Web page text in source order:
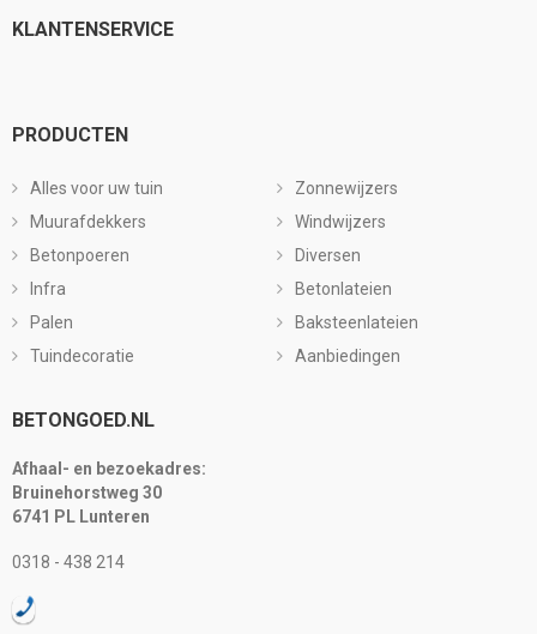
KLANTENSERVICE
PRODUCTEN
Alles voor uw tuin
Muurafdekkers
Betonpoeren
Infra
Palen
Tuindecoratie
Zonnewijzers
Windwijzers
Diversen
Betonlateien
Baksteenlateien
Aanbiedingen
BETONGOED.NL
Afhaal- en bezoekadres:
Bruinehorstweg 30
6741 PL Lunteren
0318 - 438 214